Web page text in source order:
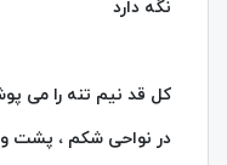
نگه دارد
کل قد نیم تنه را می
در نواحی شکم ، پشت و